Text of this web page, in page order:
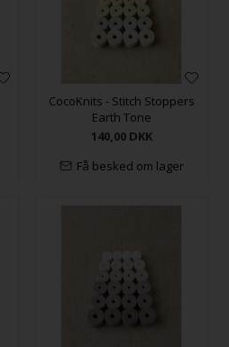
CocoKnits - Stitch Stoppers
Earth Tone
140,00 DKK
Få besked om lager